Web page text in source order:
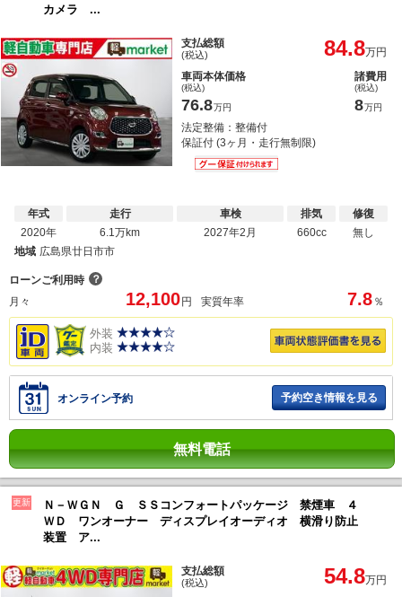
カメラ ...
支払総額
(税込) 84.8万円
車両本体価格
(税込)
76.8万円
諸費用
(税込)
8万円
法定整備：整備付
保証付 (3ヶ月・走行無制限)
年式
2020年
走行
6.1万km
車検
2027年2月
排気
660cc
修復
無し
地域 広島県廿日市市
ローンご利用時 ？
月々
12,100 円 実質年率 7.8 ％
外装
内装
オンライン予約 予約空き情報を見る
無料電話
更新
Ｎ－ＷＧＮ Ｇ ＳＳコンフォートパッケージ 禁煙車 ４
ＷＤ ワンオーナー ディスプレイオーディオ 横滑り防止
装置 ア...
支払総額
(税込) 54.8万円